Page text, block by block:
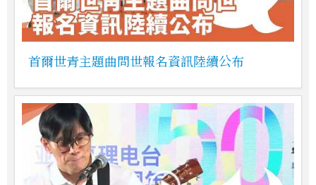
首爾世青主題曲問世報名資訊陸續公布